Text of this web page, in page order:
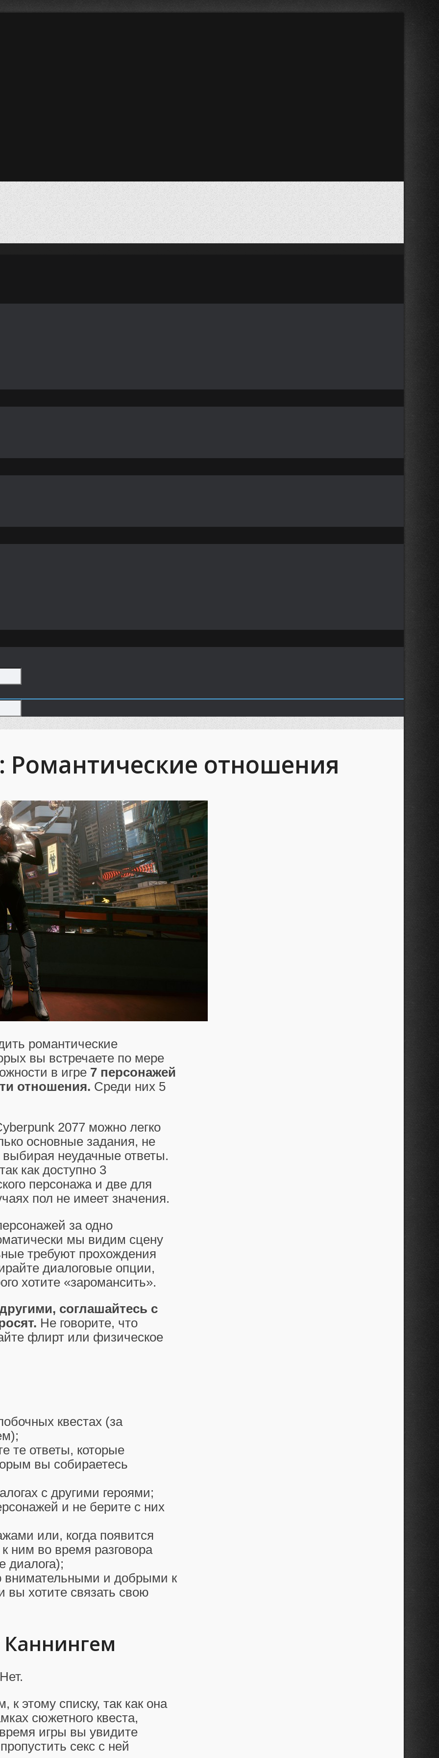
Романтические отношения
романтические
вы встречаете по мере
в игре 7 персонажей
отношения. Среди них 5
2077 можно легко
основные задания, не
неудачные ответы.
как доступно 3
персонажа и две для
пол не имеет значения.
за одно
мы видим сцену
требуют прохождения
диалоговые опции,
хотите «заромансить».
соглашайтесь с
Не говорите, что
флирт или физическое
квестах (за
те ответы, которые
вы собираетесь
с другими героями;
и не берите с них
или, когда появится
ним во время разговора
диалога);
внимательными и добрыми к
вы хотите связать свою
Нет.
к этому списку, так как она
сюжетного квеста,
игры вы увидите
секс с ней